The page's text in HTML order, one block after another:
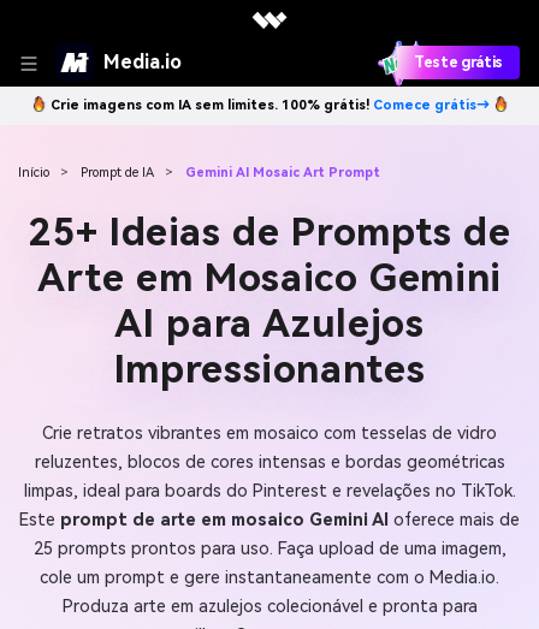
Media.io Teste grátis
Crie imagens com IA sem limites. 100% grátis! Comece grátis→
Início > Prompt de IA > Gemini AI Mosaic Art Prompt
25+ Ideias de Prompts de
Arte em Mosaico Gemini
AI para Azulejos
Impressionantes
Crie retratos vibrantes em mosaico com tesselas de vidro
reluzentes, blocos de cores intensas e bordas geométricas
limpas, ideal para boards do Pinterest e revelações no TikTok.
Este prompt de arte em mosaico Gemini AI oferece mais de
25 prompts prontos para uso. Faça upload de uma imagem,
cole um prompt e gere instantaneamente com o Media.io.
Produza arte em azulejos colecionável e pronta para